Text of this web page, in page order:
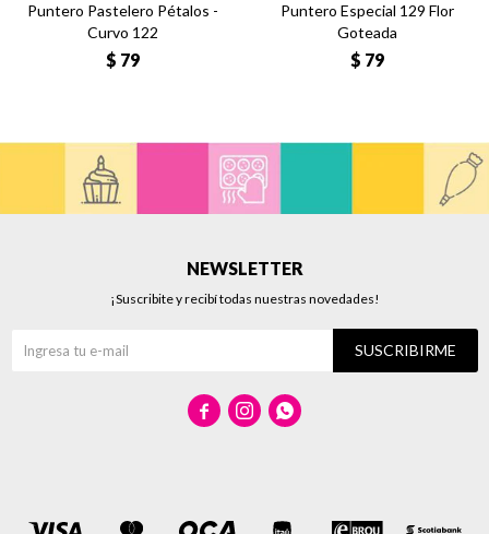
Puntero Pastelero Pétalos -
Curvo 122
$ 79
Puntero Especial 129 Flor
Goteada
$ 79
NEWSLETTER
¡Suscribite y recibí todas nuestras novedades!
SUSCRIBIRME
  